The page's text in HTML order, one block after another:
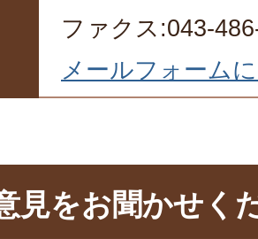
ファクス:043-
メールフォーム
見をお聞かせく